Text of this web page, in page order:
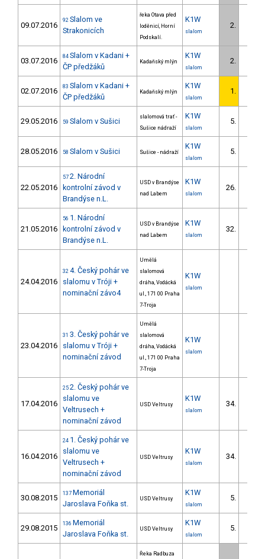
09.07.2016
92 Slalom ve
Strakonicích
řeka Otava před
loděnicí, Horní
Podskalí.
K1W
slalom
2.
03.07.2016 84 Slalom v Kadani +
ČP předžáků
Kadaňský mlýn
K1W
slalom
2.
02.07.2016 83 Slalom v Kadani +
ČP předžáků
Kadaňský mlýn
K1W
slalom
1.
29.05.2016 59 Slalom v Sušici
slalomová trať -
Sušice nádraží
K1W
slalom
5.
28.05.2016 58 Slalom v Sušici Sušice - nádraží
K1W
slalom
5.
22.05.2016
57 2. Národní
kontrolní závod v
Brandýse n.L.
USD v Brandýse
nad Labem
K1W
slalom
26.
21.05.2016
56 1. Národní
kontrolní závod v
Brandýse n.L.
USD v Brandýse
nad Labem
K1W
slalom
32.
24.04.2016
32 4. Český pohár ve
slalomu v Tróji +
nominační závo4
Umělá
slalomová
dráha, Vodácká
ul., 171 00 Praha
7-Troja
K1W
slalom
23.04.2016
31 3. Český pohár ve
slalomu v Tróji +
nominační závod
Umělá
slalomová
dráha, Vodácká
ul., 171 00 Praha
7-Troja
K1W
slalom
17.04.2016
25 2. Český pohár ve
slalomu ve
Veltrusech +
nominační závod
USD Veltrusy
K1W
slalom
34.
16.04.2016
24 1. Český pohár ve
slalomu ve
Veltrusech +
nominační závod
USD Veltrusy
K1W
slalom
34.
30.08.2015 137 Memoriál
Jaroslava Foňka st.
USD Veltrusy
K1W
slalom
5.
29.08.2015 136 Memoriál
Jaroslava Foňka st.
USD Veltrusy
K1W
slalom
5.
Řeka Radbuza